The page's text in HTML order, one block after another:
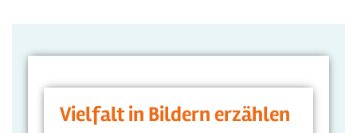
Vielfalt in Bildern erzählen